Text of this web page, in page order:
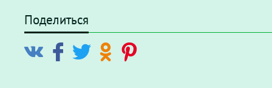
Поделиться